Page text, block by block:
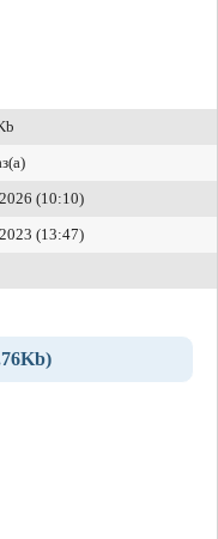
(10:10)
(13:47)